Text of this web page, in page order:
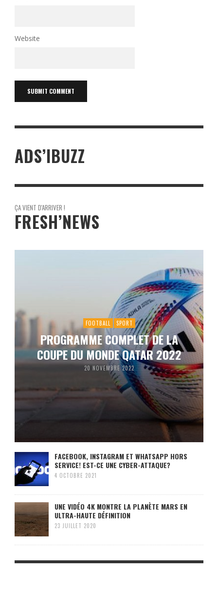
Website
ADS’IBUZZ
ÇA VIENT D'ARRIVER !
FRESH’NEWS
FOOTBALL SPORT
PROGRAMME COMPLET DE LA
COUPE DU MONDE QATAR 2022
20 NOVEMBRE 2022
FACEBOOK, INSTAGRAM ET WHATSAPP HORS
SERVICE! EST-CE UNE CYBER-ATTAQUE?
4 OCTOBRE 2021
UNE VIDÉO 4K MONTRE LA PLANÈTE MARS EN
ULTRA-HAUTE DÉFINITION
23 JUILLET 2020